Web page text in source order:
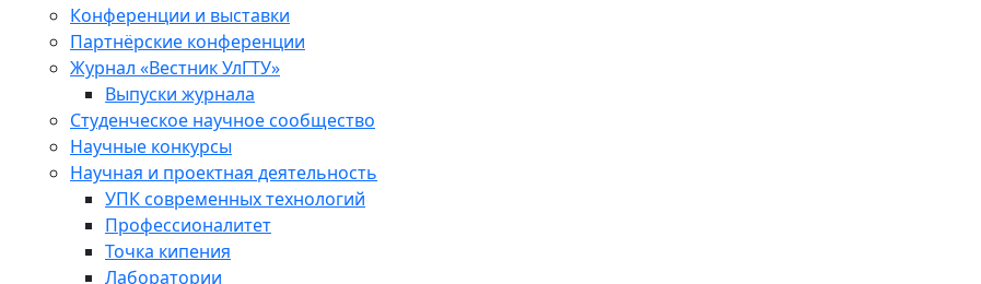
Конференции и выставки
Партнёрские конференции
Журнал «Вестник УлГТУ»
Выпуски журнала
Студенческое научное сообщество
Научные конкурсы
Научная и проектная деятельность
УПК современных технологий
Профессионалитет
Точка кипения
Лаборатории